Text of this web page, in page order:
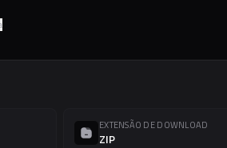
EXTENSÃO DE DOWNLOAD
ZIP